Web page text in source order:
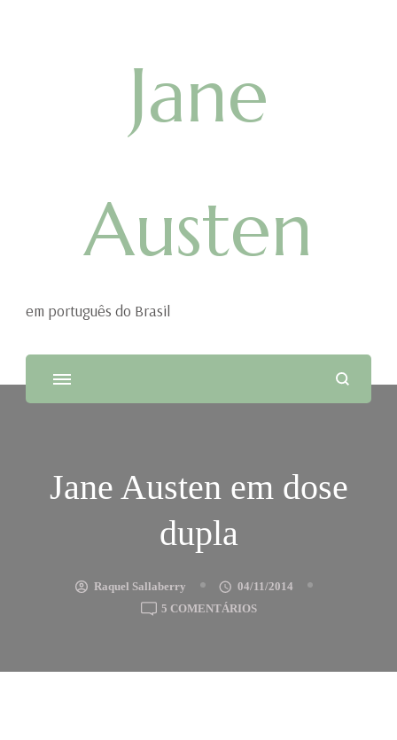
Jane
Austen
em português do Brasil
Jane Austen em dose
dupla
Raquel Sallaberry
04/11/2014
5 COMENTÁRIOSEM
EM